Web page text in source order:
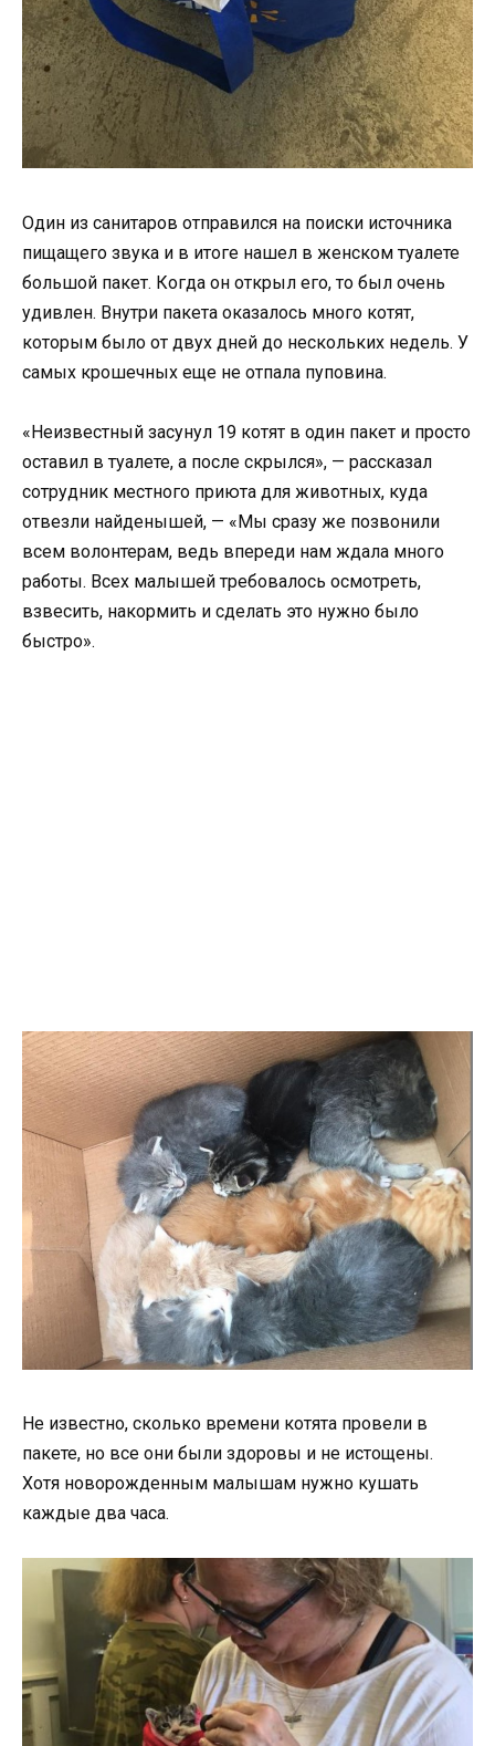
Один из санитаров отправился на поиски источника
пищащего звука и в итоге нашел в женском туалете
большой пакет. Когда он открыл его, то был очень
удивлен. Внутри пакета оказалось много котят,
которым было от двух дней до нескольких недель. У
самых крошечных еще не отпала пуповина.
«Неизвестный засунул 19 котят в один пакет и просто
оставил в туалете, а после скрылся», — рассказал
сотрудник местного приюта для животных, куда
отвезли найденышей, — «Мы сразу же позвонили
всем волонтерам, ведь впереди нам ждала много
работы. Всех малышей требовалось осмотреть,
взвесить, накормить и сделать это нужно было
быстро».
Не известно, сколько времени котята провели в
пакете, но все они были здоровы и не истощены.
Хотя новорожденным малышам нужно кушать
каждые два часа.